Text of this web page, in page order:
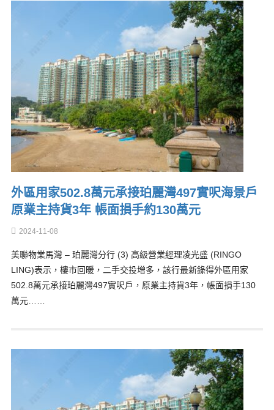
外區用家502.8萬元承接珀麗灣497實呎海景戶
原業主持貨3年 帳面損手約130萬元
2024-11-08
美聯物業馬灣 – 珀麗灣分行 (3) 高級營業經理凌光盛 (RINGO
LING)表示，樓市回暖，二手交投增多，該行最新錄得外區用家
502.8萬元承接珀麗灣497實呎戶，原業主持貨3年，帳面損手130
萬元……